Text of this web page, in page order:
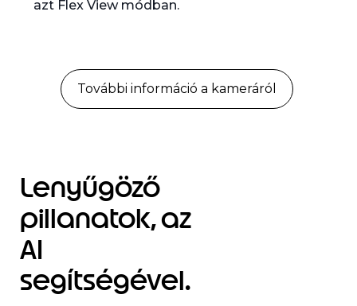
azt Flex View módban.
További információ a kameráról
Lenyűgöző
pillanatok, az
AI
segítségével.